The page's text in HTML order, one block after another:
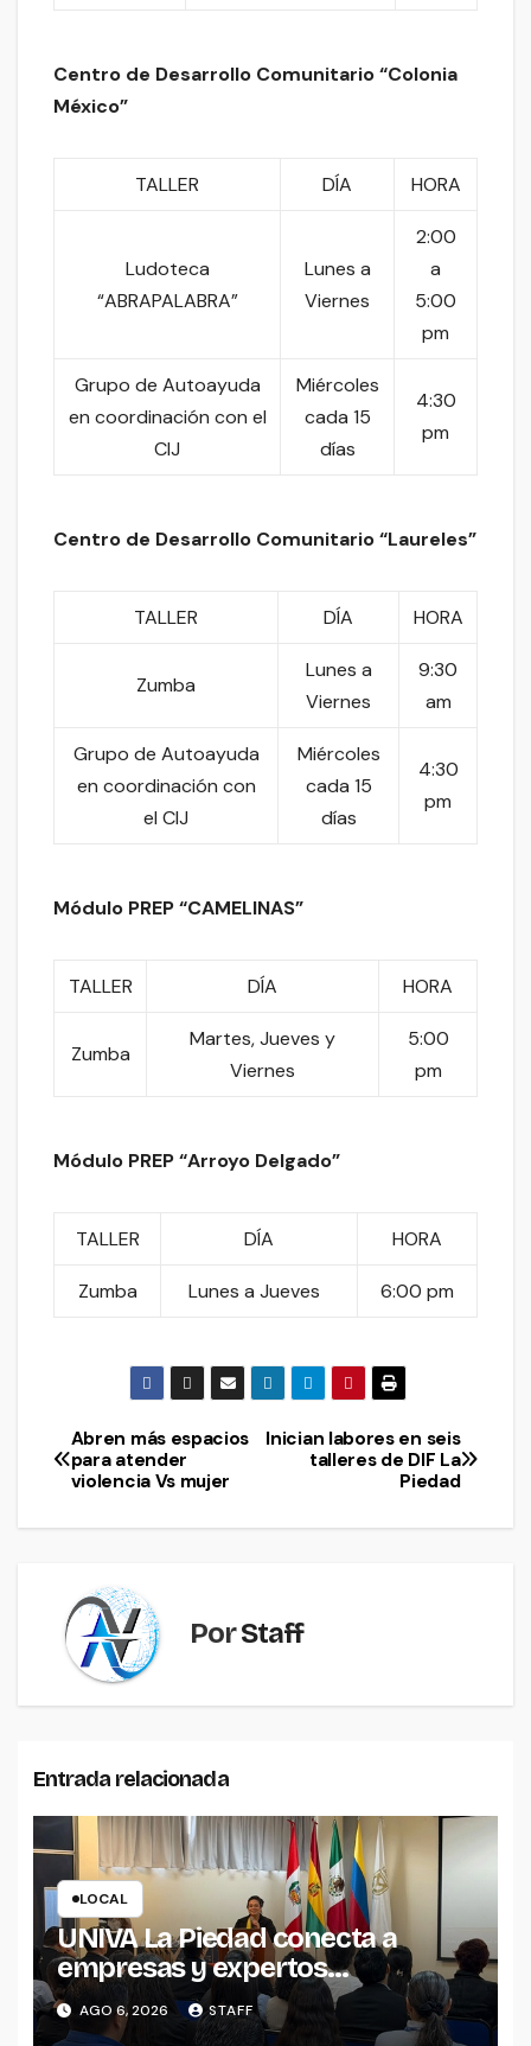
Centro de Desarrollo Comunitario “Colonia
México”
TALLER DÍA HORA
Ludoteca
“ABRAPALABRA”
Lunes a
Viernes
2:00
a
5:00
pm
Grupo de Autoayuda
en coordinación con el
CIJ
Miércoles
cada 15
días
4:30
pm
Centro de Desarrollo Comunitario “Laureles”
TALLER DÍA HORA
Zumba
Lunes a
Viernes
9:30
am
Grupo de Autoayuda
en coordinación con
el CIJ
Miércoles
cada 15
días
4:30
pm
Módulo PREP“CAMELINAS”
TALLER DÍA HORA
Zumba
Martes, Jueves y
Viernes
5:00
pm
Módulo PREP “Arroyo Delgado”
TALLER DÍA HORA
Zumba Lunes a Jueves 6:00 pm
Navegación
de
Inician labores en seis
talleres de DIF La
Piedad
Abren más espacios
para atender
violencia Vs mujer
PorStaff
Entrada relacionada
LOCAL
UNIVA La Piedad conecta a
empresas y expertos
internacionales para impulsar la
productividad empresarial
AGO 6, 2026 STAFF